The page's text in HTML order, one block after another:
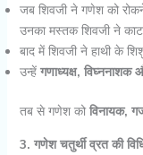
जब शिवजी ने गणेश को
उनका मस्तक शिवजी ने काट
बाद में शिवजी ने हाथी के
उन्हें गणाध्यक्ष, विघ्ननाशक
तब से गणेश को विनायक,
3. गणेश चतुर्थी व्रत की